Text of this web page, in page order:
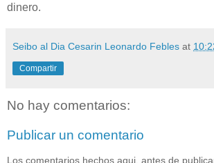
dinero.
Seibo al Dia Cesarin Leonardo Febles at
Compartir
No hay comentarios:
Publicar un comentario
Los comentarios hechos aqui, antes de